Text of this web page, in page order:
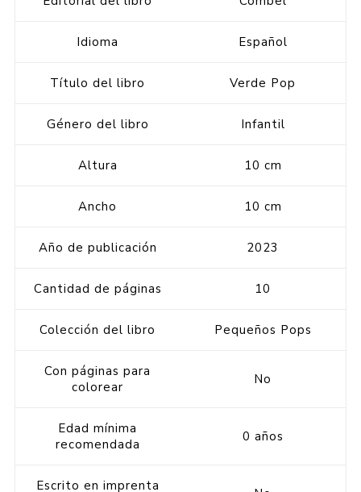
Idioma Español
Título del libro Verde Pop
Género del libro Infantil
Altura 10 cm
Ancho 10 cm
Año de publicación 2023
Cantidad de páginas 10
Colección del libro Pequeños Pops
Con páginas para
colorear
No
Edad mínima
recomendada
0 años
Escrito en imprenta